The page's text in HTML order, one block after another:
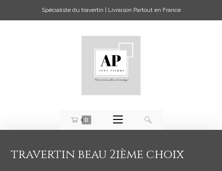
Spécialiste du travertin | Livraison Partout en France
0
travertin beau 2ième choix